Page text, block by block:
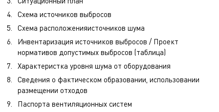
Схема источников выбросов
Схема расположенияисточников шума
Инвентаризация источников выбросов / Проект
нормативов допустимых выбросов (таблица)
Характеристка уровня шума от оборудования
Сведения о фактическом образовании, использовании
размещении отходов
Паспорта вентиляционных систем